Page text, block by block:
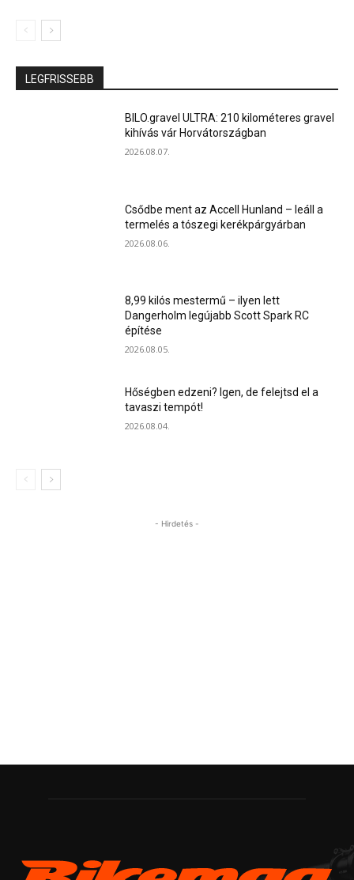
LEGFRISSEBB
BILO.gravel ULTRA: 210 kilométeres gravel
kihívás vár Horvátországban
2026.08.07.
Csődbe ment az Accell Hunland – leáll a
termelés a tószegi kerékpárgyárban
2026.08.06.
8,99 kilós mestermű – ilyen lett
Dangerholm legújabb Scott Spark RC
építése
2026.08.05.
Hőségben edzeni? Igen, de felejtsd el a
tavaszi tempót!
2026.08.04.
- Hirdetés -